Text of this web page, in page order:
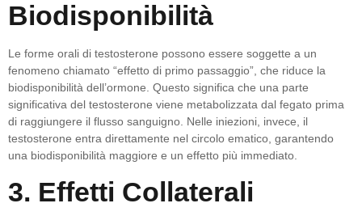
Biodisponibilità
Le forme orali di testosterone possono essere soggette a un
fenomeno chiamato “effetto di primo passaggio”, che riduce la
biodisponibilità dell’ormone. Questo significa che una parte
significativa del testosterone viene metabolizzata dal fegato prima
di raggiungere il flusso sanguigno. Nelle iniezioni, invece, il
testosterone entra direttamente nel circolo ematico, garantendo
una biodisponibilità maggiore e un effetto più immediato.
3. Effetti Collaterali